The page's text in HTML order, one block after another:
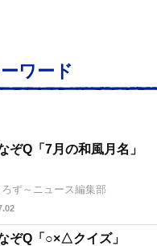
ワード
ぞQ「7月の和風月名」
ろず～ニュース編集部
ぞQ「○×△クイズ」